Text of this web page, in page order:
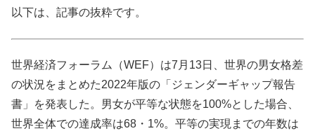
以下は、記事の抜粋です。
世界経済フォーラム（WEF）は7月13日、世界の男女格差
の状況をまとめた2022年版の「ジェンダーギャップ報告
書」を発表した。男女が平等な状態を100%とした場合、
世界全体での達成率は68・1%。平等の実現までの年数は